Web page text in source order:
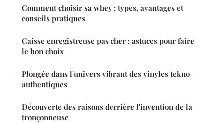
Comment choisir sa whey : types, avantages et
conseils pratiques
Caisse enregistreuse pas cher : astuces pour faire
le bon choix
Plongée dans l'univers vibrant des vinyles tekno
authentiques
Découverte des raisons derrière l'invention de la
tronçonneuse